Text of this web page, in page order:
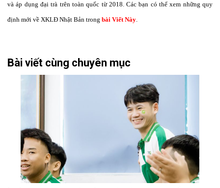
và áp dụng đại trà trên toàn quốc từ 2018. Các bạn có thể xem những quy
định mới về XKLĐ Nhật Bản trong bài Viết Này.
Bài viết cùng chuyên mục